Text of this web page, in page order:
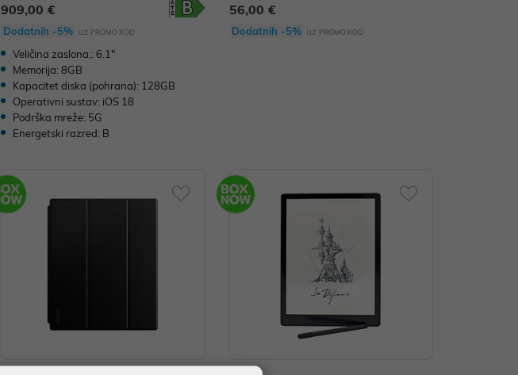
909,00 €
Dodatnih -5% uz PROMO KOD
Veličina zaslona,: 6.1"
Memorija: 8GB
Kapacitet diska (pohrana): 128GB
Operativni sustav: iOS 18
Podrška mreže: 5G
Energetski razred: B
56,00 €
Dodatnih -5% uz PROMO KOD